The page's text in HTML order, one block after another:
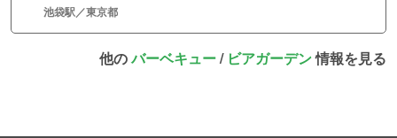
池袋駅／東京都
他のバーベキュー/ ビアガーデン情報を見る